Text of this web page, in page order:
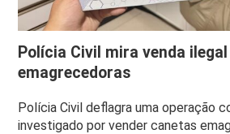
Polícia Civil mira venda
emagrecedoras
Polícia Civil deflagra uma operação
investigado por vender canetas